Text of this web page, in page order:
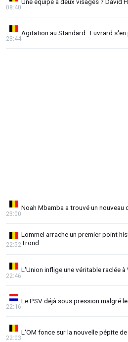
08:40
Agitation au Standard : Euvrard s'en
23:44
Noah Mbamba a trouvé un nouveau
23:00
Lommel arrache un premier point
Trond
22:52
L'Union inflige une véritable raclée à
22:46
Le PSV déjà sous pression malgré
22:16
L'OM fonce sur la nouvelle pépite de
22:03